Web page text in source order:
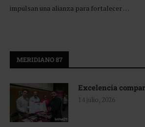
impulsan una alianza para fortalecer …
MERIDIANO 87
Excelencia
14 julio, 2026